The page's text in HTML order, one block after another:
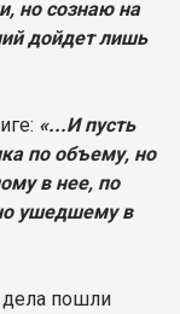
но сознаю на
дойдет лишь
«...И пусть
по объему, но
в нее, по
ушедшему в
пошли